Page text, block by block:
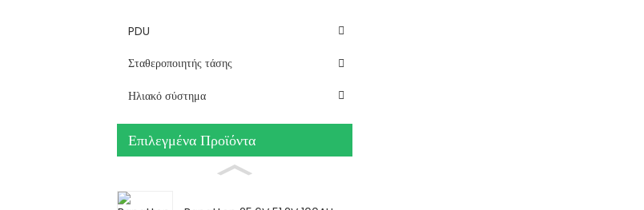
PDU
Σταθεροποιητής τάσης
Ηλιακό σύστημα
Επιλεγμένα Προϊόντα